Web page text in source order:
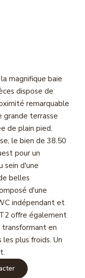
N°7
N°10
N°11
Fréjus
magnifique baie
dispose de
remarquable
grande terrasse
de plain pied.
le bien de 38.50
pour un
sein d'une
belles
d'une
indépendant et
offre également
en
plus froids. Un